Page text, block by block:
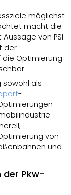
möglichst
macht die
von PSI
der
die Optimierung
als
-
von
und
der Pkw-